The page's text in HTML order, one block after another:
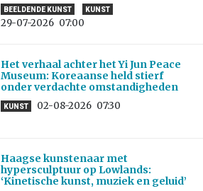
BEELDENDE KUNST KUNST
29-07-2026 07:00
Het verhaal achter het Yi Jun Peace
Museum: Koreaanse held stierf
onder verdachte omstandigheden
KUNST 02-08-2026 07:30
Haagse kunstenaar met
hypersculptuur op Lowlands:
‘Kinetische kunst, muziek en geluid’